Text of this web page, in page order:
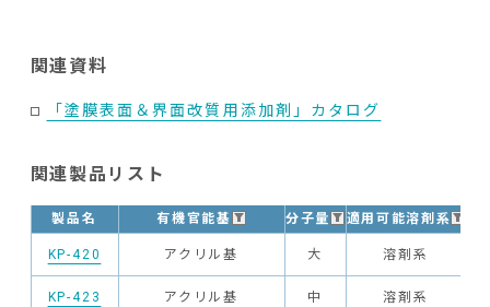
関連資料
「塗膜表面＆界面改質用添加剤」カタログ
関連製品リスト
製品名 有機官能基 分子量 適用可能溶剤系
KP-420 アクリル基 大 溶剤系
KP-423 アクリル基 中 溶剤系